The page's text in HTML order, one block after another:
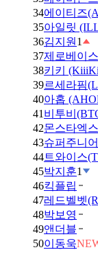
34에이티즈
35아일릿
36김지원 1
37제로베이
38키키
39르세라핌
40아홉
41 비투비
42몬스타엑
43슈퍼주니
44트와이스
45박지훈1
46킥플립
47레드벨벳
48박보영
49앤더블
50이동욱